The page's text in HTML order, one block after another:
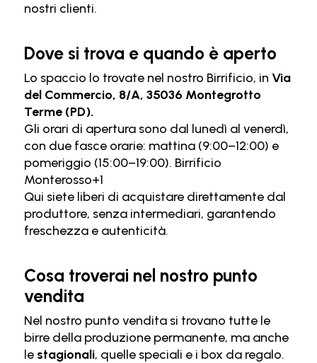
nostri clienti.
Dove si trova e quando è aperto
Lo spaccio lo trovate nel nostro Birrificio, in Via
del Commercio, 8/A, 35036 Montegrotto
Terme (PD).
Gli orari di apertura sono dal lunedì al venerdì,
con due fasce orarie: mattina (9:00–12:00) e
pomeriggio (15:00–19:00). Birrificio
Monterosso+1
Qui siete liberi di acquistare direttamente dal
produttore, senza intermediari, garantendo
freschezza e autenticità.
Cosa troverai nel nostro punto
vendita
Nel nostro punto vendita si trovano tutte le
birre della produzione permanente, ma anche
le stagionali, quelle speciali e i box da regalo.